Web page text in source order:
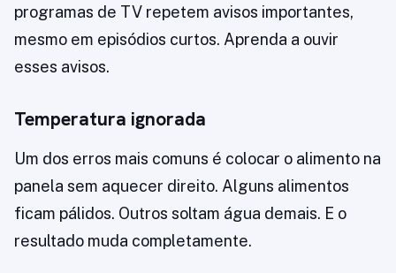
programas de TV repetem avisos importantes,
mesmo em episódios curtos. Aprenda a ouvir
esses avisos.
Temperatura ignorada
Um dos erros mais comuns é colocar o alimento na
panela sem aquecer direito. Alguns alimentos
ficam pálidos. Outros soltam água demais. E o
resultado muda completamente.